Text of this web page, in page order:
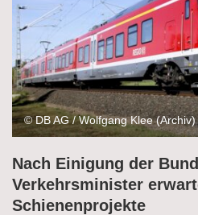
© DB AG / Wolfgang Klee (Archiv)
Nach Einigung der
Verkehrsminister
Schienenprojekte